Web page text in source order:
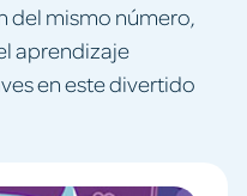
del mismo número,
aprendizaje
en este divertido